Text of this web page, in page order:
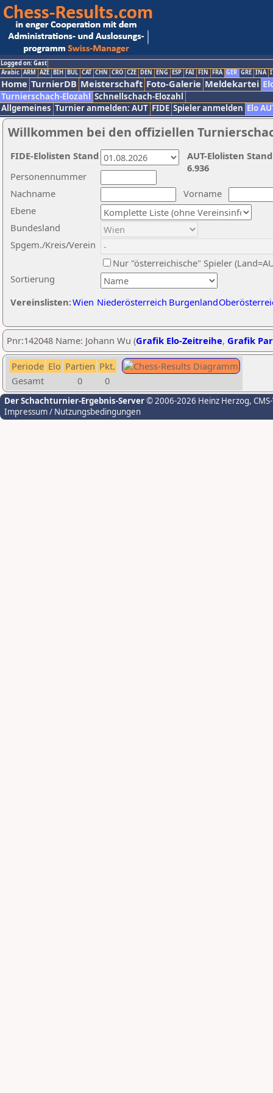
Logged on: Gast
Arabic ARM AZE BIH BUL CAT CHN CRO CZE DEN ENG ESP FAI FIN FRA GER GRE INA
Home TurnierDB Meisterschaft Foto-Galerie Meldekartei
Turnierschach-Elozahl Schnellschach-Elozahl
Allgemeines Turnier anmelden: AUT FIDE Spieler anmelden Elo
Willkommen bei den offiziellen
Nachname
Vorname
Ebene
Sortierung
Personennummer
Bundesland
Spgem./Kreis/Verein
Nur "österreichische" Spieler
Vereinslisten:Wien Niederösterreich Burgenland
AUT-Elolisten
6.936
FIDE-Elolisten Stand
Pnr:142048 Name: Johann Wu (Grafik Elo-Zeitreihe, Grafik
Periode Elo Partien Pkt.
Gesamt
0 0
Der Schachturnier-Ergebnis-Server© 2006-2026 Heinz Herzog,
Impressum / Nutzungsbedingungen